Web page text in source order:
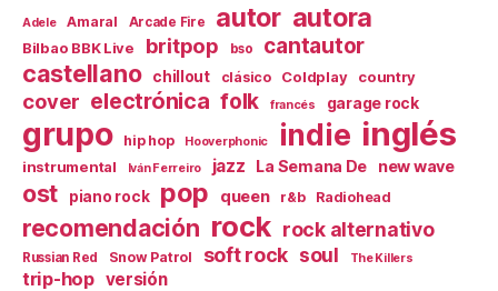
Adele Amaral Arcade Fire autor autora
Bilbao BBK Live britpop bso cantautor
castellano chillout clásico Coldplay country
cover electrónica folk francés garage rock
grupo hip hop Hooverphonic indie inglés
instrumental Iván Ferreiro jazz La Semana De new wave
ost piano rock pop queen r&b Radiohead
recomendación rock rock alternativo
Russian Red Snow Patrol soft rock soul The Killers
trip-hop versión